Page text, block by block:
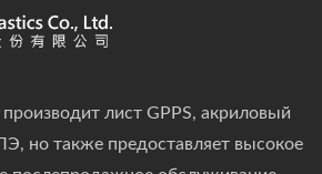
лист GPPS, акриловый
но также предоставляет высокое